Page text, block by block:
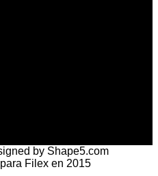
by Shape5.com
Filex en 2015